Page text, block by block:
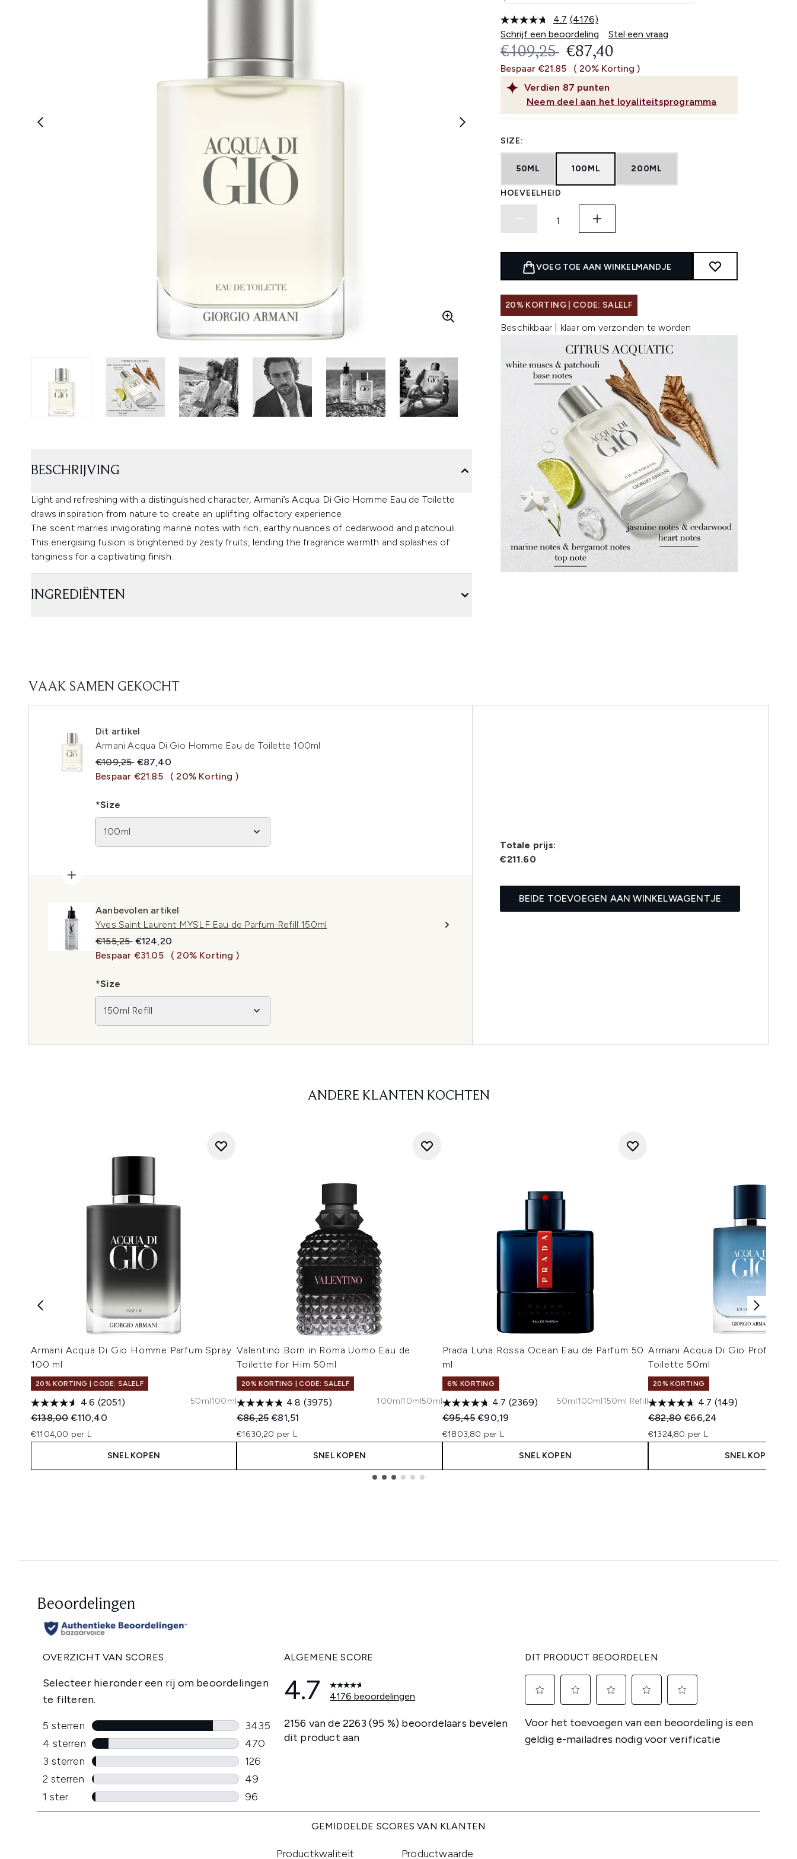
4.7 Lees
4176
beoordelingen.
Dezelfde
paginalink.
(4176)
Schrijf een beoordeling
Stel een vraag
Verdien 87 punten
Neem deel aan het loyaliteitsprogramma
RECOMMENDED RETAIL PRICE:
€109,25 HUIDIGE PRIJS:
€87,40
Bespaar €21.85 ( 20% Korting )
SIZE:
50ML 100ML 200ML
HOEVEELHEID
VOEG TOE AAN WINKELMANDJE
20% KORTING | CODE: SALELF
Beschikbaar | klaar om verzonden te worden
BESCHRIJVING
Light and refreshing with a distinguished character, Armani’s Acqua Di Gio Homme Eau de Toilette
draws inspiration from nature to create an uplifting olfactory experience.
The scent marries invigorating marine notes with rich, earthy nuances of cedarwood and patchouli.
This energising fusion is brightened by zesty fruits, lending the fragrance warmth and splashes of
tanginess for a captivating finish.
INGREDIËNTEN
VAAK SAMEN GEKOCHT
Dit artikel
Armani Acqua Di Gio Homme Eau de Toilette 100ml
Recommended Retail Price:
€109,25 Huidige prijs:
€87,40
Bespaar €21.85
( 20% Korting )
*Size
100ml
Aanbevolen artikel
Yves Saint Laurent MYSLF Eau de Parfum Refill 150ml
Recommended Retail Price:
€155,25 Huidige prijs:
€124,20
Bespaar €31.05
( 20% Korting )
*Size
150ml Refill
Totale prijs:
€211.60
BEIDE TOEVOEGEN AAN WINKELWAGENTJE
ANDERE KLANTEN KOCHTEN
Armani Acqua Di Gio Homme Parfum Spray
100 ml
20% KORTING | CODE: SALELF
4.6 (2051)
Recommended Retail Price:
€138,00Huidige prijs:
€110,40
€1104,00 per L
50ml100ml
SNEL KOPEN
Valentino Born in Roma Uomo Eau de
Toilette for Him 50ml
20% KORTING | CODE: SALELF
4.8 (3975)
Recommended Retail Price:
€86,25Huidige prijs:
€81,51
€1630,20 per L
100ml10ml50ml
SNEL KOPEN
Prada Luna Rossa Ocean Eau de Parfum 50
ml
6% KORTING
4.7 (2369)
Recommended Retail Price:
€95,45Huidige prijs:
€90,19
€1803,80 per L
50ml100ml150ml Refill
SNEL KOPEN
Armani Acqua Di Gio Profondo
Toilette 50ml
20% KORTING
4.7 (149)
Recommended Retail Price:
€82,80Huidige prijs:
€66,24
€1324,80 per L
SNEL KOPEN